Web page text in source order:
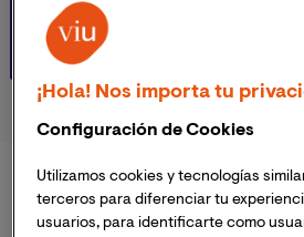
DOCTORADOS
Grados
¡Hola! Nos importa tu
Configuración de Cookies
Utilizamos cookies y tecnologías
terceros para diferenciar tu
usuarios, para identificarte como